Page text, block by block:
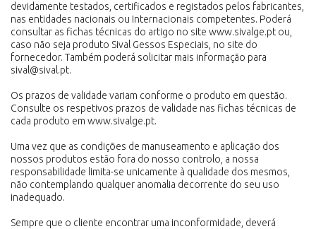
devidamente testados, certificados e registados pelos fabricantes,
nas entidades nacionais ou Internacionais competentes. Poderá
consultar as fichas técnicas do artigo no site www.sivalge.pt ou,
caso não seja produto Sival Gessos Especiais, no site do
fornecedor. Também poderá solicitar mais informação para
sival@sival.pt.
Os prazos de validade variam conforme o produto em questão.
Consulte os respetivos prazos de validade nas fichas técnicas de
cada produto em www.sivalge.pt.
Uma vez que as condições de manuseamento e aplicação dos
nossos produtos estão fora do nosso controlo, a nossa
responsabilidade limita-se unicamente à qualidade dos mesmos,
não contemplando qualquer anomalia decorrente do seu uso
inadequado.
Sempre que o cliente encontrar uma inconformidade, deverá